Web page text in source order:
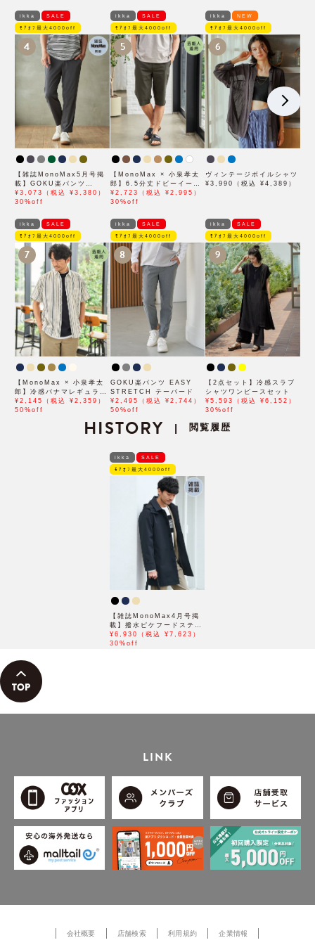
ikka SALE
ﾓｱｵﾌ最大4000off
4
【雑誌MonoMax5月号掲
載】GOKU楽パンツ
EASY STRETCH 冷感ア
ンクル【接触冷感】「小泉
¥3,073（税込 ¥3,380）
30%off
ikka SALE
ﾓｱｵﾌ最大4000off
5
【MonoMax × 小泉孝太
郎】6.5分丈ドビーイージ
ーハーフパンツ「小泉孝太
郎さん着用モデル」
¥2,723（税込 ¥2,995）
30%off
ikka NEW
ﾓｱｵﾌ最大4000off
6
ヴィンテージボイルシャツ
¥3,990（税込 ¥4,389）
ikka SALE
ﾓｱｵﾌ最大4000off
7
【MonoMax × 小泉孝太
郎】冷感パナマレギュラー
カラー半袖シャツ「小泉孝
太郎さん着用モデル」
¥2,145（税込 ¥2,359）
50%off
ikka SALE
ﾓｱｵﾌ最大4000off
8
GOKU楽パンツ EASY
STRETCH テーパード
¥2,495（税込 ¥2,744）
50%off
ikka SALE
ﾓｱｵﾌ最大4000off
9
【2点セット】冷感スラブ
シャツワンピースセット
¥5,593（税込 ¥6,152）
30%off
HISTORY | 閲覧履歴
ikka SALE
ﾓｱｵﾌ最大4000off
【雑誌MonoMax4月号掲
載】撥水ピケフードステン
カラーコート
¥6,930（税込 ¥7,623）
30%off
LINK
会社概要 店舗検索 利用規約 企業情報